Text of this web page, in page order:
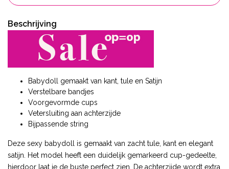
Beschrijving
Babydoll gemaakt van kant, tule en Satijn
Verstelbare bandjes
Voorgevormde cups
Vetersluiting aan achterzijde
Bijpassende string
Deze sexy babydoll is gemaakt van zacht tule, kant en elegant
satijn. Het model heeft een duidelijk gemarkeerd cup-gedeelte,
hierdoor laat je de buste perfect zien. De achterzijde wordt extra